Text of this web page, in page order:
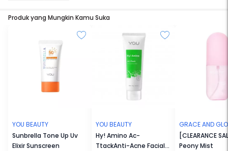
Produk yang Mungkin Kamu Suka
YOU BEAUTY
Sunbrella Tone Up Uv
Elixir Sunscreen
YOU BEAUTY
Hy! Amino Ac-
TtackAnti-Acne Facial
GRACE AND
[CLEARANCE
Peony Mist